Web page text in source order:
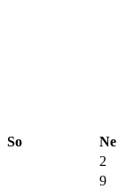
So
Ne
2
9